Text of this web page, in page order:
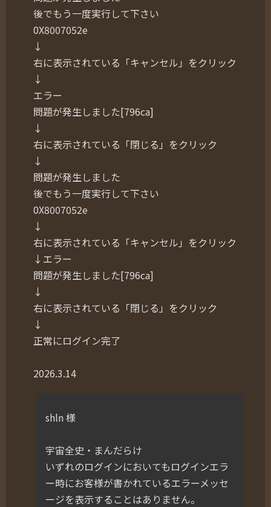
後でもう一度実行して下さい
0X8007052e
↓
右に表示されている「キャンセル」をクリック
↓
エラー
問題が発生しました[796ca]
↓
右に表示されている「閉じる」をクリック
↓
問題が発生しました
後でもう一度実行して下さい
0X8007052e
↓
右に表示されている「キャンセル」をクリック
↓エラー
問題が発生しました[796ca]
↓
右に表示されている「閉じる」をクリック
↓
正常にログイン完了
2026.3.14
shln 様
宇宙全史・まんだらけ
いずれのログインにおいてもログインエラ
ー時にお客様が書かれているエラーメッセ
ージを表示することはありません。